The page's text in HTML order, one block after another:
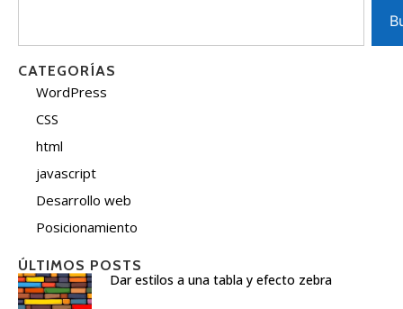
CATEGORÍAS
WordPress
CSS
html
javascript
Desarrollo web
Posicionamiento
ÚLTIMOS POSTS
Dar estilos a una tabla y efecto zebra